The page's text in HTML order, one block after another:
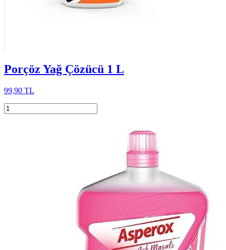
Porçöz Yağ Çözücü 1 L
99,90 TL